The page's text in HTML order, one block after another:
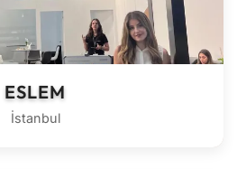
ESLEM
İstanbul